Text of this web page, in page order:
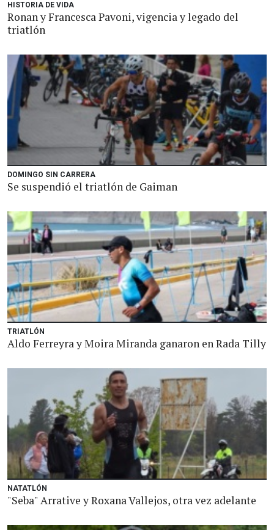
HISTORIA DE VIDA
Ronan y Francesca Pavoni, vigencia y legado del
triatlón
DOMINGO SIN CARRERA
Se suspendió el triatlón de Gaiman
TRIATLÓN
Aldo Ferreyra y Moira Miranda ganaron en Rada Tilly
NATATLÓN
"Seba" Arrative y Roxana Vallejos, otra vez adelante